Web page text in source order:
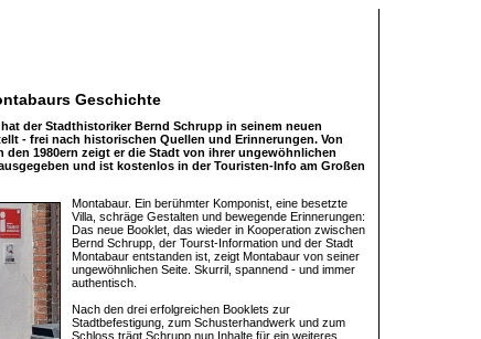
Geschichte
der Stadthistoriker Bernd Schrupp in seinem neuen
- frei nach historischen Quellen und Erinnerungen. Von
1980ern zeigt er die Stadt von ihrer ungewöhnlichen
und ist kostenlos in der Touristen-Info am Großen
Montabaur. Ein berühmter Komponist, eine besetzte
Villa, schräge Gestalten und bewegende Erinnerungen:
Das neue Booklet, das wieder in Kooperation zwischen
Bernd Schrupp, der Tourst-Information und der Stadt
Montabaur entstanden ist, zeigt Montabaur von seiner
ungewöhnlichen Seite. Skurril, spannend - und immer
authentisch.
Nach den drei erfolgreichen Booklets zur
Stadtbefestigung, zum Schusterhandwerk und zum
Schloss trägt Schrupp nun Inhalte für ein weiteres